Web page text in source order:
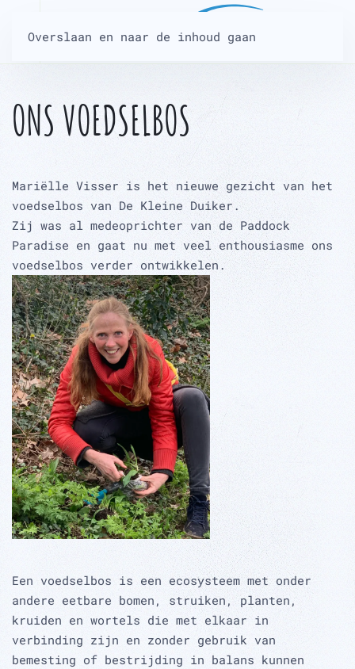
Overslaan en naar de inhoud gaan
ONS VOEDSELBOS
Mariëlle Visser is het nieuwe gezicht van het
voedselbos van De Kleine Duiker.
Zij was al medeoprichter van de Paddock
Paradise en gaat nu met veel enthousiasme ons
voedselbos verder ontwikkelen.
Een voedselbos is een ecosysteem met onder
andere eetbare bomen, struiken, planten,
kruiden en wortels die met elkaar in
verbinding zijn en zonder gebruik van
bemesting of bestrijding in balans kunnen